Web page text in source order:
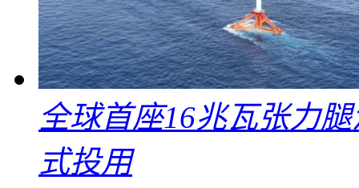
全球首座16兆瓦张力
式投用